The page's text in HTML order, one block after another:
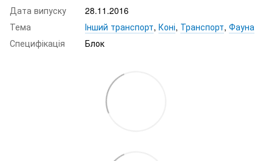
Дата випуску
28.11.2016
Тема
Інший транспорт, Коні, Транспорт, Фауна
Специфікація
Блок